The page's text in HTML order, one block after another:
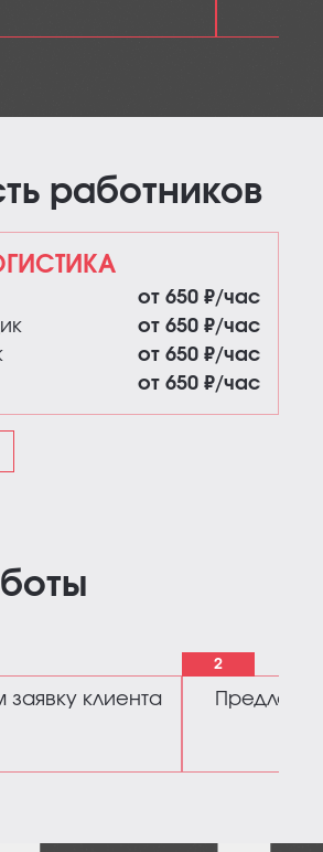
работников
от 650 ₽/час
от 650 ₽/час
от 650 ₽/час
от 650 ₽/час
клиента
2